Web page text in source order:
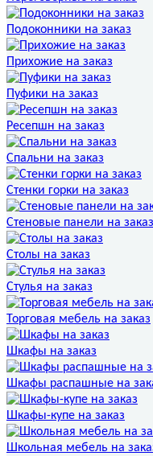
Подоконники на заказ
Прихожие на заказ
Пуфики на заказ
Ресепшн на заказ
Спальни на заказ
Стенки горки на заказ
Стеновые панели на заказ
Столы на заказ
Стулья на заказ
Торговая мебель на заказ
Шкафы на заказ
Шкафы распашные на
Шкафы-купе на заказ
Школьная мебель на